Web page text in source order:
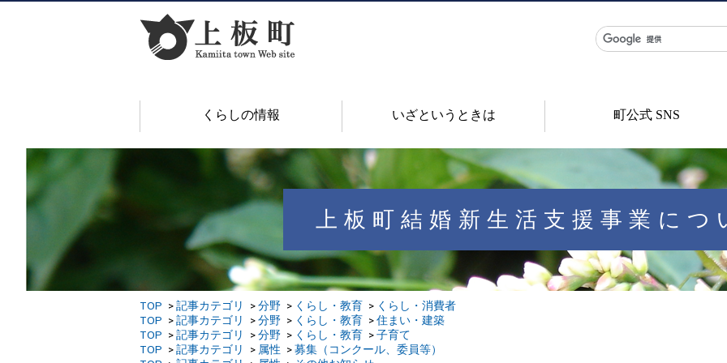
くらしの情報 いざというときは 町公式 SNS
上板町結婚新生活支援事業につ
TOP 記事カテゴリ 分野 くらし・教育
くらし・消費者
TOP
記事カテゴリ 分野 くらし・教育
住まい・建築
TOP
記事カテゴリ 分野 くらし・教育
子育て
TOP
記事カテゴリ 属性
募集（コンクール、委員等）